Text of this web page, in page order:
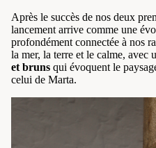
Après le succès de nos deux
lancement arrive comme une
profondément connectée à nos
la mer, la terre et le calme, avec
et bruns qui évoquent le
celui de Marta.